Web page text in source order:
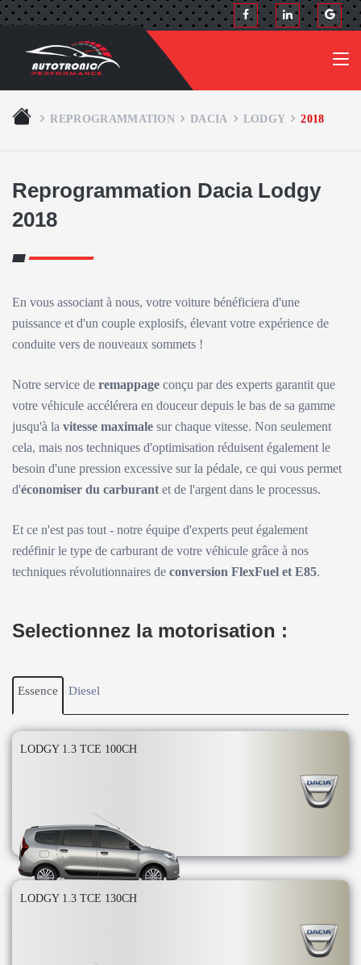
REPROGRAMMATION DACIA LODGY 2018
Reprogrammation Dacia Lodgy
2018
En vous associant à nous, votre voiture bénéficiera d'une
puissance et d'un couple explosifs, élevant votre expérience de
conduite vers de nouveaux sommets !
Notre service de remappage conçu par des experts garantit que
votre véhicule accélérera en douceur depuis le bas de sa gamme
jusqu'à la vitesse maximale sur chaque vitesse. Non seulement
cela, mais nos techniques d'optimisation réduisent également le
besoin d'une pression excessive sur la pédale, ce qui vous permet
d'économiser du carburant et de l'argent dans le processus.
Et ce n'est pas tout - notre équipe d'experts peut également
redéfinir le type de carburant de votre véhicule grâce à nos
techniques révolutionnaires de conversion FlexFuel et E85.
Selectionnez la motorisation :
Essence Diesel
LODGY 1.3 TCE 100CH
LODGY 1.3 TCE 130CH